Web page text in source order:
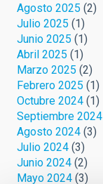
Agosto 2025 (2)
Julio 2025 (1)
Junio 2025 (1)
Abril 2025 (1)
Marzo 2025 (2)
Febrero 2025 (1)
Octubre 2024 (1)
Septiembre 2024
Agosto 2024 (3)
Julio 2024 (3)
Junio 2024 (2)
Mayo 2024 (3)